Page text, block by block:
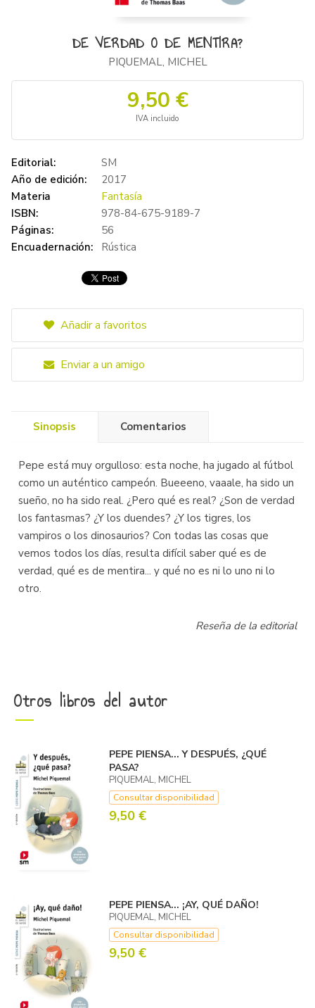
DE VERDAD O DE MENTIRA?
PIQUEMAL, MICHEL
9,50 €
IVA incluido
Editorial:
SM
Año de edición:
2017
Materia
Fantasía
ISBN:
978-84-675-9189-7
Páginas:
56
Encuadernación:
Rústica
Añadir a favoritos
Enviar a un amigo
Sinopsis Comentarios
Pepe está muy orgulloso: esta noche, ha jugado al fútbol
como un auténtico campeón. Bueeeno, vaaale, ha sido un
sueño, no ha sido real. ¿Pero qué es real? ¿Son de verdad
los fantasmas? ¿Y los duendes? ¿Y los tigres, los
vampiros o los dinosaurios? Con todas las cosas que
vemos todos los días, resulta difícil saber qué es de
verdad, qué es de mentira... y qué no es ni lo uno ni lo
otro.
Reseña de la editorial
Otros libros del autor
PEPE PIENSA... Y DESPUÉS, ¿QUÉ
PASA?
PIQUEMAL, MICHEL
Consultar disponibilidad
9,50 €
PEPE PIENSA... ¡AY, QUÉ DAÑO!
PIQUEMAL, MICHEL
Consultar disponibilidad
9,50 €